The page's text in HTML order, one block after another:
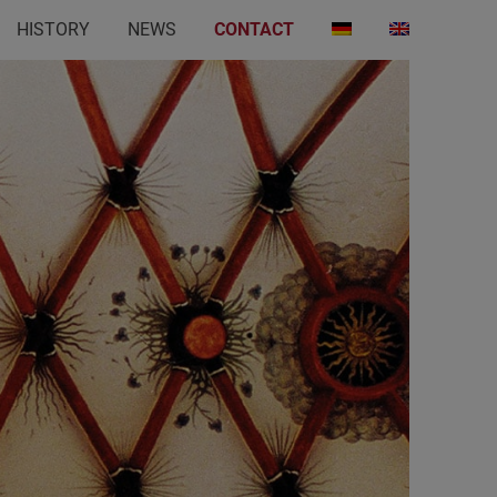
HISTORY NEWS CONTACT